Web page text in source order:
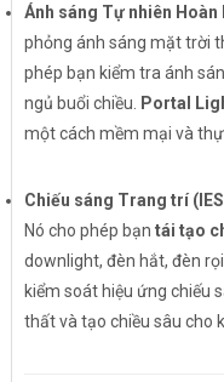
Ánh sáng Tự nhiên Hoàn
phỏng ánh sáng mặt trời
phép bạn kiểm tra ánh
ngủ buổi chiều. Portal
một cách mềm mại và
Chiếu sáng Trang trí
Nó cho phép bạn tái tạo
downlight, đèn hắt, đèn
kiểm soát hiệu ứng chiếu
thất và tạo chiều sâu cho